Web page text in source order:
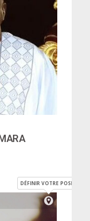
DÉFINIR VOTRE POSITION